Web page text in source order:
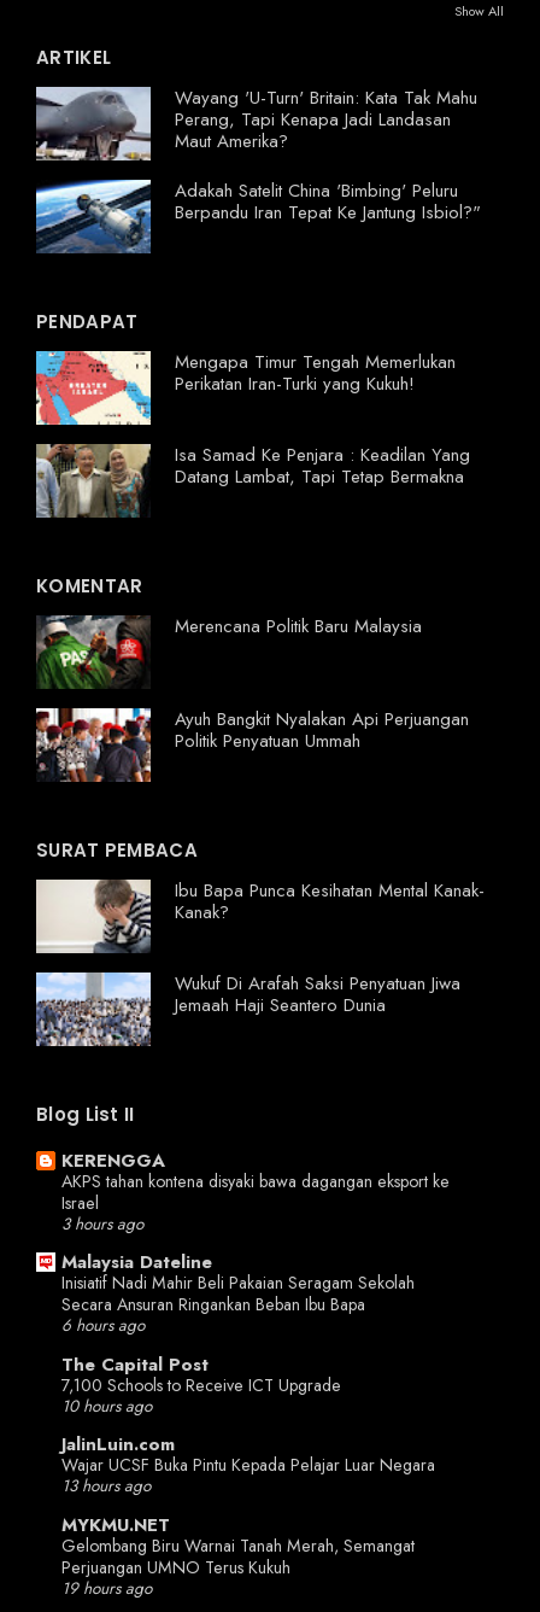
Show All
ARTIKEL
Wayang 'U-Turn' Britain: Kata Tak Mahu
Perang, Tapi Kenapa Jadi Landasan
Maut Amerika?
Adakah Satelit China 'Bimbing' Peluru
Berpandu Iran Tepat Ke Jantung Isbiol?"
PENDAPAT
Mengapa Timur Tengah Memerlukan
Perikatan Iran-Turki yang Kukuh!
Isa Samad Ke Penjara : Keadilan Yang
Datang Lambat, Tapi Tetap Bermakna
KOMENTAR
Merencana Politik Baru Malaysia
Ayuh Bangkit Nyalakan Api Perjuangan
Politik Penyatuan Ummah
SURAT PEMBACA
Ibu Bapa Punca Kesihatan Mental Kanak-
Kanak?
Wukuf Di Arafah Saksi Penyatuan Jiwa
Jemaah Haji Seantero Dunia
Blog List II
KERENGGA
AKPS tahan kontena disyaki bawa dagangan eksport ke
Israel
3 hours ago
Malaysia Dateline
Inisiatif Nadi Mahir Beli Pakaian Seragam Sekolah
Secara Ansuran Ringankan Beban Ibu Bapa
6 hours ago
The Capital Post
7,100 Schools to Receive ICT Upgrade
10 hours ago
JalinLuin.com
Wajar UCSF Buka Pintu Kepada Pelajar Luar Negara
13 hours ago
MYKMU.NET
Gelombang Biru Warnai Tanah Merah, Semangat
Perjuangan UMNO Terus Kukuh
19 hours ago